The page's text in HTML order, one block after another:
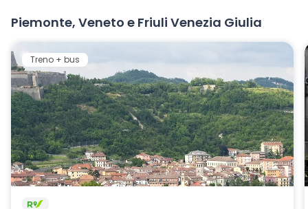
Piemonte, Veneto e Friuli Venezia Giulia
Treno + bus